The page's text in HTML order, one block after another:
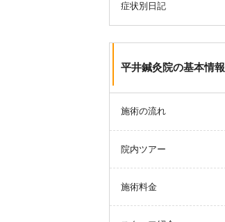
症状別日記
平井鍼灸院の基本情報
施術の流れ
院内ツアー
施術料金